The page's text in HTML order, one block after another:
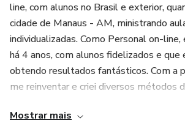
line, com alunos no Brasil e exterior,
cidade de Manaus - AM, ministrando
individualizadas. Como Personal on-
há 4 anos, com alunos fidelizados e
obtendo resultados fantásticos. Com a
me reinventar e criei diversos métodos
disposição.
Mostrar mais